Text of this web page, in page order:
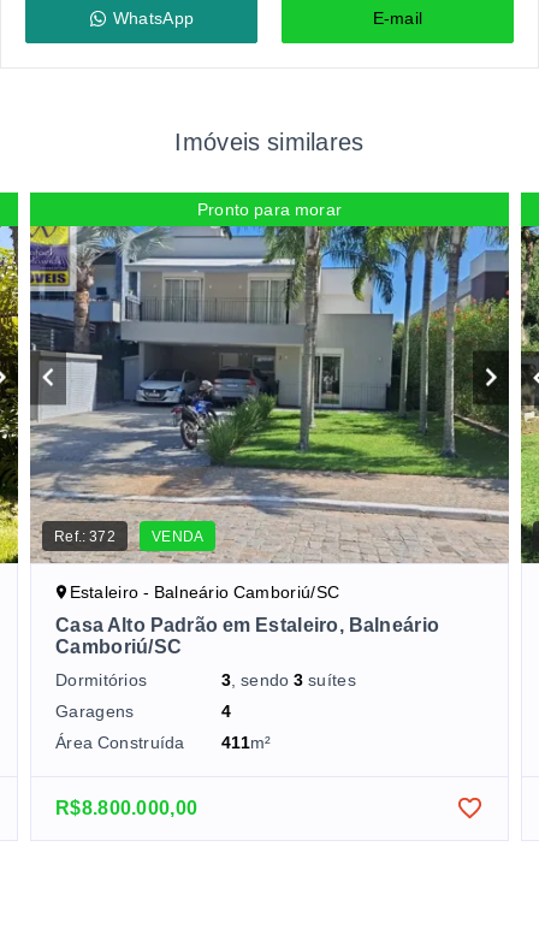
WhatsApp E-mail
Imóveis similares
Pronto para morar
Ref.:372 VENDA
Estaleiro - Balneário Camboriú/SC
Casa Alto Padrão em Estaleiro, Balneário
Camboriú/SC
Dormitórios 3 , sendo3 suítes
Garagens
4
Área Construída
411m²
R$8.800.000,00